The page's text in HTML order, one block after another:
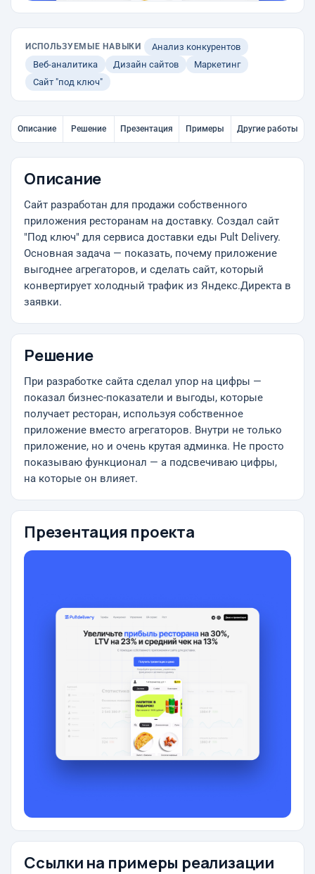
ИСПОЛЬЗУЕМЫЕ НАВЫКИ
Анализ конкурентов
Веб-аналитика
Дизайн сайтов
Маркетинг
Сайт "под ключ"
Описание Решение Презентация Примеры Другие работы
Описание
Сайт разработан для продажи собственного
приложения ресторанам на доставку. Создал сайт
"Под ключ" для сервиса доставки еды Pult Delivery.
Основная задача — показать, почему приложение
выгоднее агрегаторов, и сделать сайт, который
конвертирует холодный трафик из Яндекс.Директа в
заявки.
Решение
При разработке сайта сделал упор на цифры —
показал бизнес-показатели и выгоды, которые
получает ресторан, используя собственное
приложение вместо агрегаторов. Внутри не только
приложение, но и очень крутая админка. Не просто
показываю функционал — а подсвечиваю цифры,
на которые он влияет.
Презентация проекта
Ссылки на примеры реализации